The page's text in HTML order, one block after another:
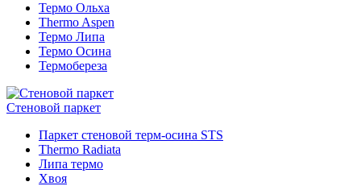
Термо Ольха
Thermo Aspen
Термо Липа
Термо Осина
Термобереза
Стеновой паркет
Паркет стеновой терм-осина STS
Thermo Radiata
Липа термо
Хвоя